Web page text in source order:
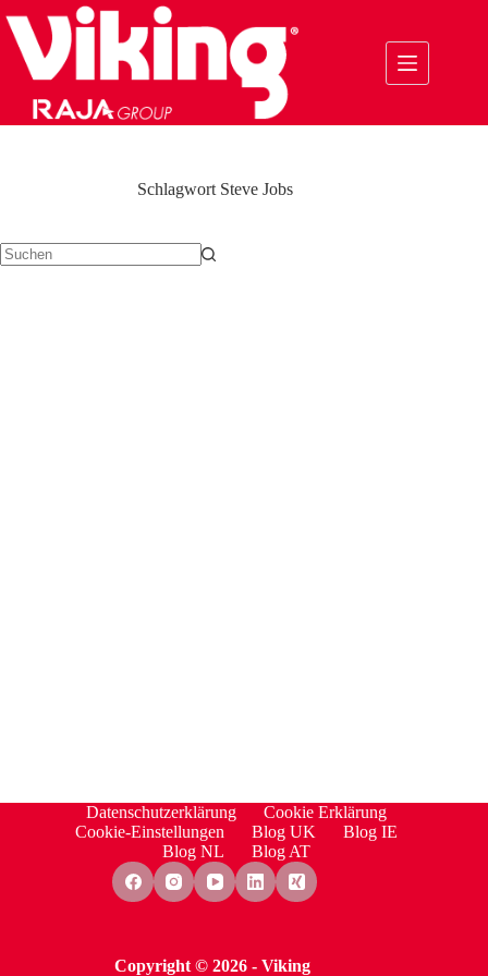
Inhalt
springen
SchlagwortSteve Jobs
Datenschutzerklärung
Cookie Erklärung
Cookie-Einstellungen
Blog UK
Blog IE
Blog NL
Blog AT
Copyright © 2026 - Viking